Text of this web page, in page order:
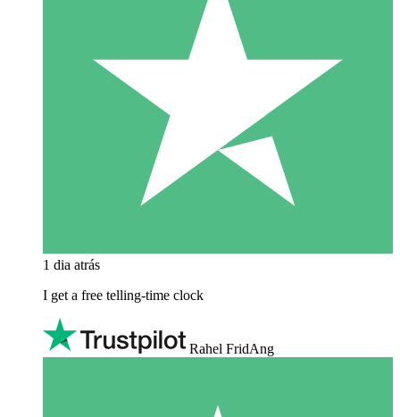
1 dia atrás
I get a free telling-time clock
Rahel FridAng